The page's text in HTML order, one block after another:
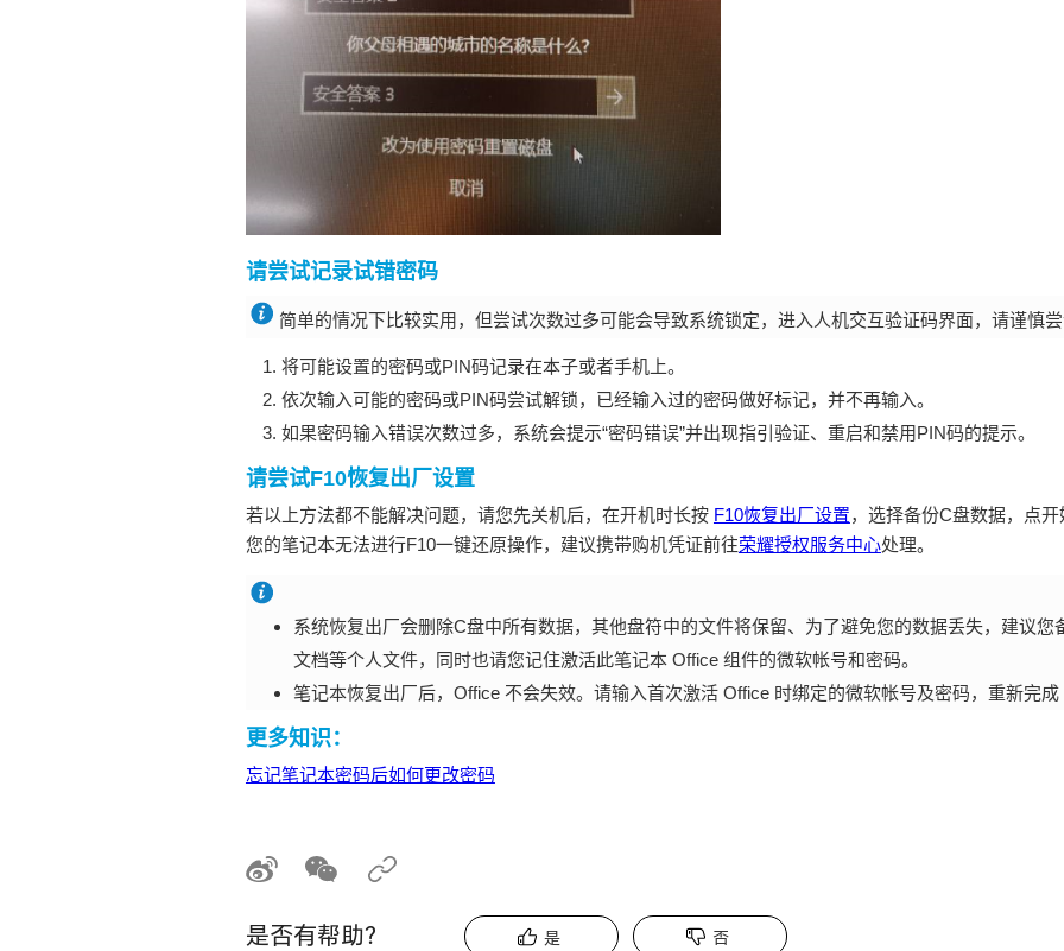
请尝试记录试错密码
简单的情况下比较实用，但尝试次数过多可能会导致系统锁定，进入人机交互验证码界面，请谨慎
将可能设置的密码或PIN码记录在本子或者手机上。
依次输入可能的密码或PIN码尝试解锁，已经输入过的密码做好标记，并不再输入。
如果密码输入错误次数过多，系统会提示“密码错误”并出现指引验证、重启和禁用PIN码的提示。
请尝试F10恢复出厂设置
若以上方法都不能解决问题，请您先关机后，在开机时长按 F10恢复出厂设置，选择备份C盘数据，点
您的笔记本无法进行F10一键还原操作，建议携带购机凭证前往荣耀授权服务中心处理。
系统恢复出厂会删除C盘中所有数据，其他盘符中的文件将保留、为了避免您的数据丢失，建议
文档等个人文件，同时也请您记住激活此笔记本 Office 组件的微软帐号和密码。
笔记本恢复出厂后，Office 不会失效。请输入首次激活 Office 时绑定的微软帐号及密码，重新完
更多知识：
忘记笔记本密码后如何更改密码
是否有帮助？ 是 否